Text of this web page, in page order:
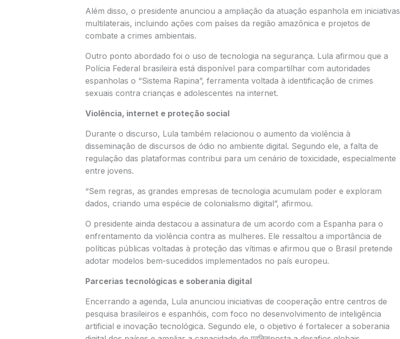
Além disso, o presidente anunciou a ampliação da atuação espanhola em iniciativas
multilaterais, incluindo ações com países da região amazônica e projetos de
combate a crimes ambientais.
Outro ponto abordado foi o uso de tecnologia na segurança. Lula afirmou que a
Polícia Federal brasileira está disponível para compartilhar com autoridades
espanholas o “Sistema Rapina”, ferramenta voltada à identificação de crimes
sexuais contra crianças e adolescentes na internet.
Violência, internet e proteção social
Durante o discurso, Lula também relacionou o aumento da violência à
disseminação de discursos de ódio no ambiente digital. Segundo ele, a falta de
regulação das plataformas contribui para um cenário de toxicidade, especialmente
entre jovens.
“Sem regras, as grandes empresas de tecnologia acumulam poder e exploram
dados, criando uma espécie de colonialismo digital”, afirmou.
O presidente ainda destacou a assinatura de um acordo com a Espanha para o
enfrentamento da violência contra as mulheres. Ele ressaltou a importância de
políticas públicas voltadas à proteção das vítimas e afirmou que o Brasil pretende
adotar modelos bem-sucedidos implementados no país europeu.
Parcerias tecnológicas e soberania digital
Encerrando a agenda, Lula anunciou iniciativas de cooperação entre centros de
pesquisa brasileiros e espanhóis, com foco no desenvolvimento de inteligência
artificial e inovação tecnológica. Segundo ele, o objetivo é fortalecer a soberania